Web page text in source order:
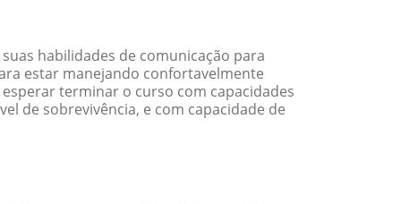
habilidades de comunicação para
estar manejando confortavelmente
terminar o curso com capacidades
de sobrevivência, e com capacidade de